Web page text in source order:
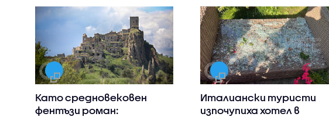
Като средновековен
фентъзи роман:
Италиански туристи
изпочупиха хотел в